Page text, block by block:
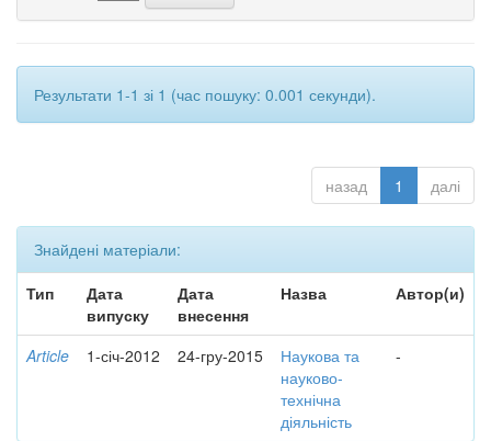
Результати 1-1 зі 1 (час пошуку: 0.001 секунди).
назад 1 далі
Знайдені матеріали:
Тип
Дата
випуску
Дата
внесення
Назва Автор(и)
Article 1-січ-2012 24-гру-2015
Наукова та
науково-
технічна
діяльність
-